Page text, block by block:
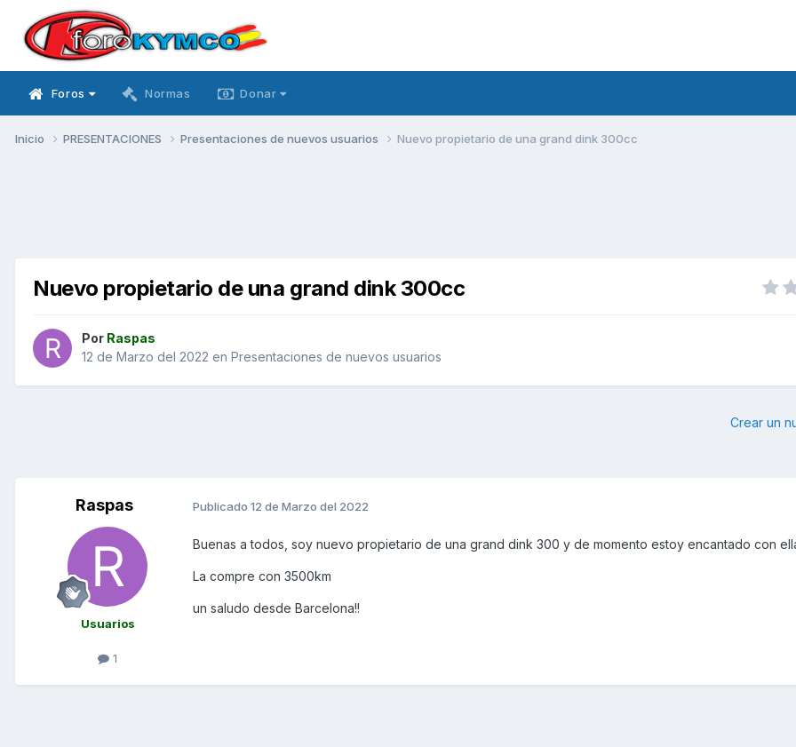
Foros Normas Donar
Inicio PRESENTACIONES Presentaciones de nuevos usuarios Nuevo propietario de una grand dink 300cc
Nuevo propietario de una grand dink 300cc
Por Raspas
12 de Marzo del 2022 en Presentaciones de nuevos usuarios
Crear un
Raspas
Usuarios
1
Publicado 12 de Marzo del 2022
Buenas a todos, soy nuevo propietario de una grand dink 300 y de momento estoy encantado con
La compre con 3500km
un saludo desde Barcelona!!